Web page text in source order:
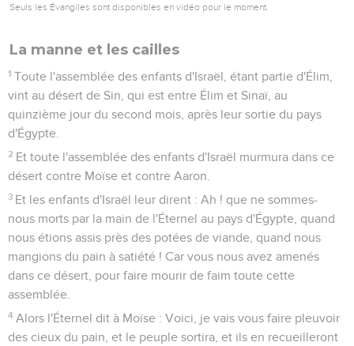
Seuls les Évangiles sont disponibles en vidéo pour le moment.
La manne et les cailles
1 Toute l'assemblée des enfants d'Israël, étant partie d'Élim,
vint au désert de Sin, qui est entre Élim et Sinaï, au
quinzième jour du second mois, après leur sortie du pays
d'Égypte.
2 Et toute l'assemblée des enfants d'Israël murmura dans ce
désert contre Moïse et contre Aaron.
3 Et les enfants d'Israël leur dirent : Ah ! que ne sommes-
nous morts par la main de l'Éternel au pays d'Égypte, quand
nous étions assis près des potées de viande, quand nous
mangions du pain à satiété ! Car vous nous avez amenés
dans ce désert, pour faire mourir de faim toute cette
assemblée.
4 Alors l'Éternel dit à Moïse : Voici, je vais vous faire pleuvoir
des cieux du pain, et le peuple sortira, et ils en recueilleront